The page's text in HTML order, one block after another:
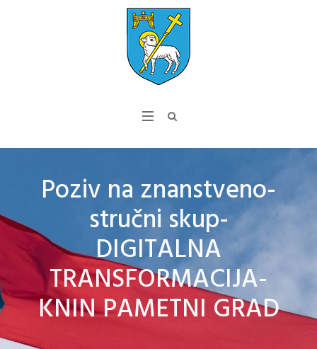
Poziv na znanstveno-
stručni skup-
DIGITALNA
TRANSFORMACIJA-
KNIN PAMETNI GRAD